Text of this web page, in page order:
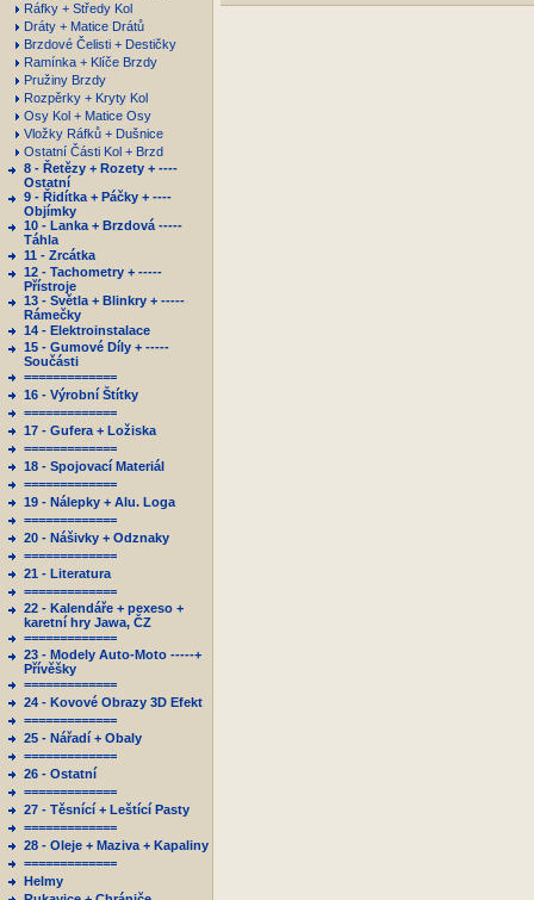
Ráfky + Středy Kol
Dráty + Matice Drátů
Brzdové Čelisti + Destičky
Ramínka + Klíče Brzdy
Pružiny Brzdy
Rozpěrky + Kryty Kol
Osy Kol + Matice Osy
Vložky Ráfků + Dušnice
Ostatní Části Kol + Brzd
8 - Řetězy + Rozety + ----
Ostatní
9 - Řidítka + Páčky + ----
Objímky
10 - Lanka + Brzdová -----
Táhla
11 - Zrcátka
12 - Tachometry + -----
Přístroje
13 - Světla + Blinkry + -----
Rámečky
14 - Elektroinstalace
15 - Gumové Díly + -----
Součásti
=============
16 - Výrobní Štítky
=============
17 - Gufera + Ložiska
=============
18 - Spojovací Materiál
=============
19 - Nálepky + Alu. Loga
=============
20 - Nášivky + Odznaky
=============
21 - Literatura
=============
22 - Kalendáře + pexeso +
karetní hry Jawa, ČZ
=============
23 - Modely Auto-Moto -----+
Přívěšky
=============
24 - Kovové Obrazy 3D Efekt
=============
25 - Nářadí + Obaly
=============
26 - Ostatní
=============
27 - Těsnící + Leštící Pasty
=============
28 - Oleje + Maziva + Kapaliny
=============
Helmy